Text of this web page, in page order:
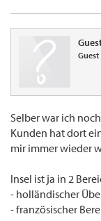
Guest
Selber war ich
Kunden hat dort
mir immer wieder
Insel ist ja in 2
- holländischer
- französischer